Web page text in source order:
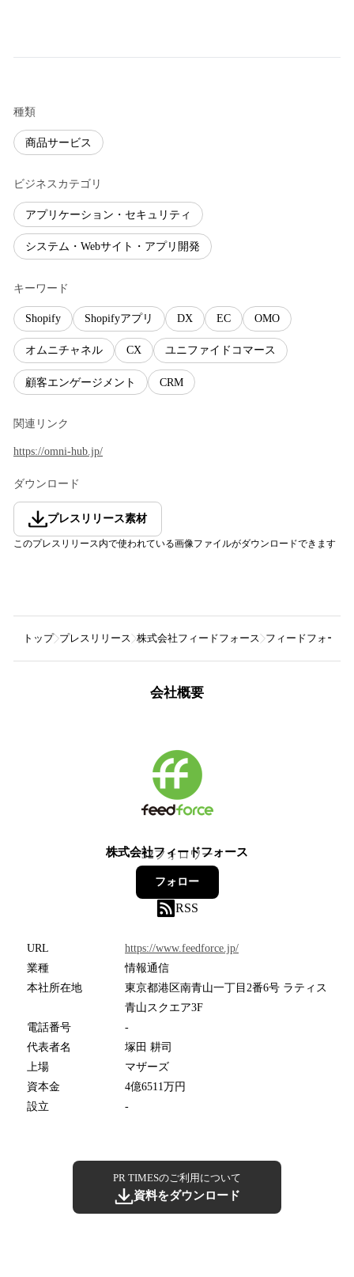
種類
商品サービス
ビジネスカテゴリ
アプリケーション・セキュリティ
システム・Webサイト・アプリ開発
キーワード
Shopify Shopifyアプリ DX EC OMO
オムニチャネル CX ユニファイドコマース
顧客エンゲージメント CRM
関連リンク
https://omni-hub.jp/
ダウンロード
プレスリリース素材
このプレスリリース内で使われている画像ファイルがダウンロードできます
トップ プレスリリース 株式会社フィードフォース フィードフォース
会社概要
株式会社フィードフォース
32フォロワー
フォロー
RSS
URL
https://www.feedforce.jp/
業種
情報通信
本社所在地
東京都港区南青山一丁目2番6号 ラティス
青山スクエア3F
電話番号
-
代表者名
塚田 耕司
上場
マザーズ
資本金
4億6511万円
設立
-
PR TIMESのご利用について
資料をダウンロード